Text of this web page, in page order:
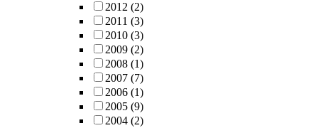
2012 (2)
2011 (3)
2010 (3)
2009 (2)
2008 (1)
2007 (7)
2006 (1)
2005 (9)
2004 (2)